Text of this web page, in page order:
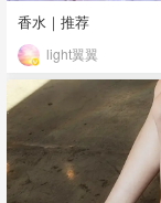
香水｜推荐
light翼翼